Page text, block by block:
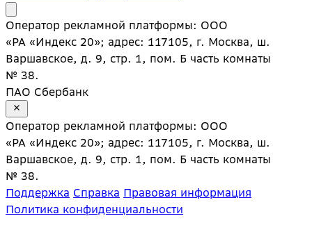
Оператор рекламной платформы: ООО
«РА «Индекс 20»; адрес: 117105, г. Москва, ш.
Варшавское, д. 9, стр. 1, пом. Б часть комнаты
№ 38.
ПАО Сбербанк
Оператор рекламной платформы: ООО
«РА «Индекс 20»; адрес: 117105, г. Москва, ш.
Варшавское, д. 9, стр. 1, пом. Б часть комнаты
№ 38.
Поддержка Справка Правовая информация
Политика конфиденциальности